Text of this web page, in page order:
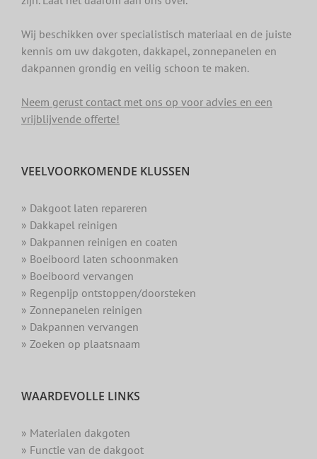
Wij beschikken over specialistisch materiaal en de juiste
kennis om uw dakgoten, dakkapel, zonnepanelen en
dakpannen grondig en veilig schoon te maken.
Neem gerust contact met ons op voor advies en een
vrijblijvende offerte!
VEELVOORKOMENDE KLUSSEN
» Dakgoot laten repareren
» Dakkapel reinigen
» Dakpannen reinigen en coaten
» Boeiboord laten schoonmaken
» Boeiboord vervangen
» Regenpijp ontstoppen/doorsteken
» Zonnepanelen reinigen
» Dakpannen vervangen
» Zoeken op plaatsnaam
WAARDEVOLLE LINKS
» Materialen dakgoten
» Functie van de dakgoot